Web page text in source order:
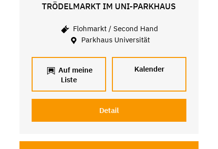
TRÖDELMARKT IM UNI-PARKHAUS
Flohmarkt / Second Hand
Parkhaus Universität
Auf meine
Liste
Kalender
Detail